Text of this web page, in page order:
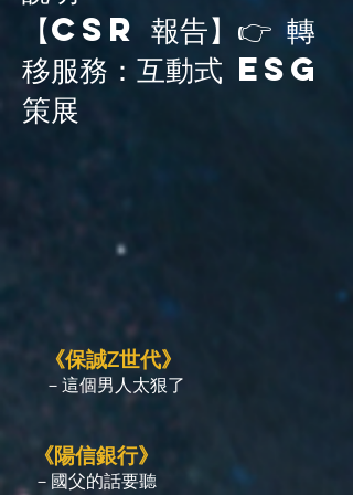
【CSR 報告】👉 轉
移服務：互動式 ESG
策展
《保誠Z世代》
－這個男人太狠了
《陽信銀行》
－國父的話要聽